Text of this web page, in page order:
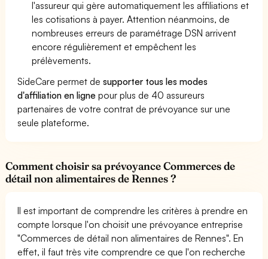
l'assureur qui gère automatiquement les affiliations et
les cotisations à payer. Attention néanmoins, de
nombreuses erreurs de paramétrage DSN arrivent
encore régulièrement et empêchent les
prélèvements.
SideCare permet desupporter tous les modes
d'affiliation en ligne pour plus de 40 assureurs
partenaires de votre contrat de prévoyance sur une
seule plateforme.
Comment choisir sa prévoyance Commerces de
détail non alimentaires de Rennes ?
Il est important de comprendre les critères à prendre en
compte lorsque l'on choisit une prévoyance entreprise
"Commerces de détail non alimentaires de Rennes". En
effet, il faut très vite comprendre ce que l'on recherche